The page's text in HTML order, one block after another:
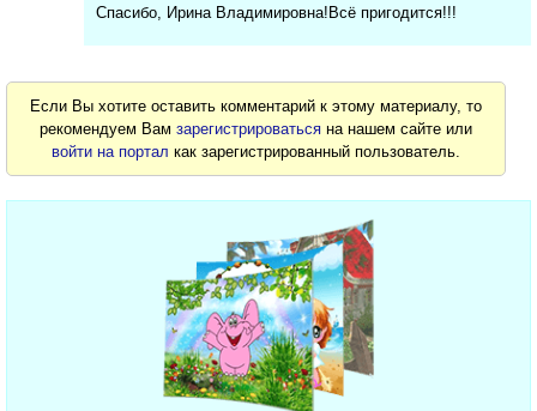
Спасибо, Ирина Владимировна!Всё пригодится!!!
Если Вы хотите оставить комментарий к этому материалу, то
рекомендуем Вамзарегистрироваться на нашем сайте или
войти на портал как зарегистрированный пользователь.